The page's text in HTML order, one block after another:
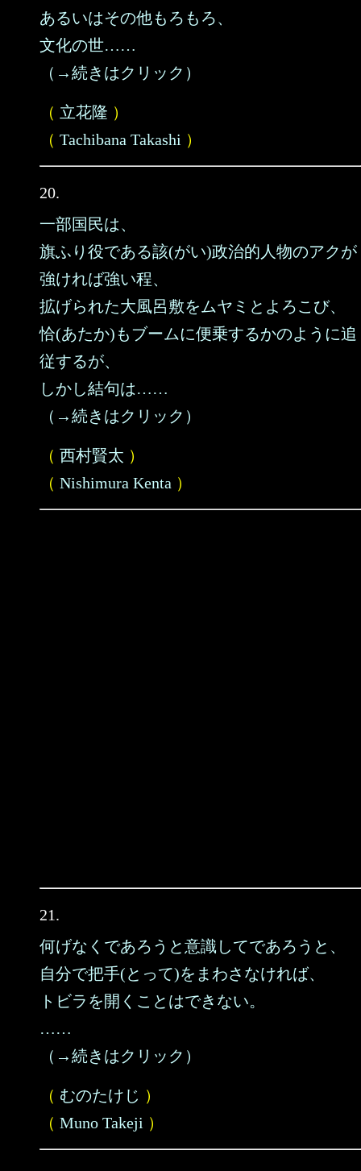
あるいはその他もろもろ、
文化の世……
（→続きはクリック）
（ 立花隆 ）
（ Tachibana Takashi ）
20.
一部国民は、
旗ふり役である該(がい)政治的人物のアクが
強ければ強い程、
拡げられた大風呂敷をムヤミとよろこび、
恰(あたか)もブームに便乗するかのように追
従するが、
しかし結句は……
（→続きはクリック）
（ 西村賢太 ）
（ Nishimura Kenta ）
21.
何げなくであろうと意識してであろうと、
自分で把手(とって)をまわさなければ、
トビラを開くことはできない。
……
（→続きはクリック）
（ むのたけじ ）
（ Muno Takeji ）